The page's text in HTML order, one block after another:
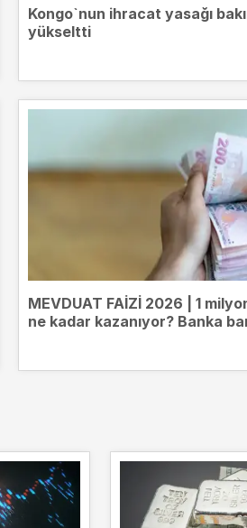
Kongo`nun ihracat yasağı
yükseltti
MEVDUAT FAİZİ 2026 | 1
ne kadar kazanıyor? Banka